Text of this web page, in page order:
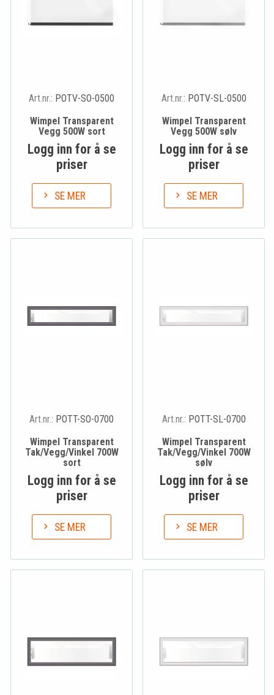
Art.nr.: POTV-SO-0500
Wimpel Transparent
Vegg 500W sort
Logg inn for å se
priser
SE MER
Art.nr.: POTV-SL-0500
Wimpel Transparent
Vegg 500W sølv
Logg inn for å se
priser
SE MER
Art.nr.: POTT-SO-0700
Wimpel Transparent
Tak/Vegg/Vinkel 700W
sort
Logg inn for å se
priser
SE MER
Art.nr.: POTT-SL-0700
Wimpel Transparent
Tak/Vegg/Vinkel 700W
sølv
Logg inn for å se
priser
SE MER